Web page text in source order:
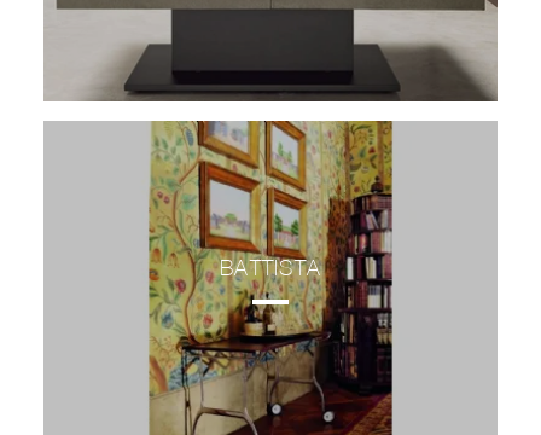
BATTISTA